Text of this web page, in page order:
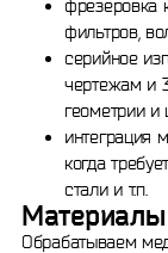
фрезеровка
фильтров,
серийное
чертежам и
геометрии и
интеграция
когда
стали и т.п.
Материалы
Обрабатываем